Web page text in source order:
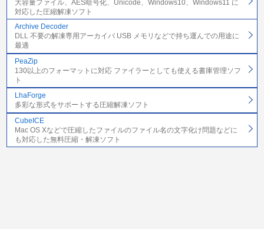
大容量ファイル、AES暗号化、Unicode、Windows10、Windows11 に
対応した圧縮解凍ソフト
Archive Decoder
DLL 不要の解凍専用アーカイバ USB メモリなどで持ち運んでの用途に
最適
PeaZip
130以上のフォーマットに対応 ファイラーとしても使える書庫管理ソフ
ト
LhaForge
多彩な形式をサポートする圧縮解凍ソフト
CubeICE
Mac OS Xなどで圧縮したファイルのファイル名の文字化け問題などに
も対応した無料圧縮・解凍ソフト